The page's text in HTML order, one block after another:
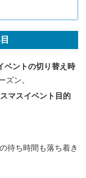
ベントの切り替え時
ズン。
マスイベント目的
待ち時間も落ち着き